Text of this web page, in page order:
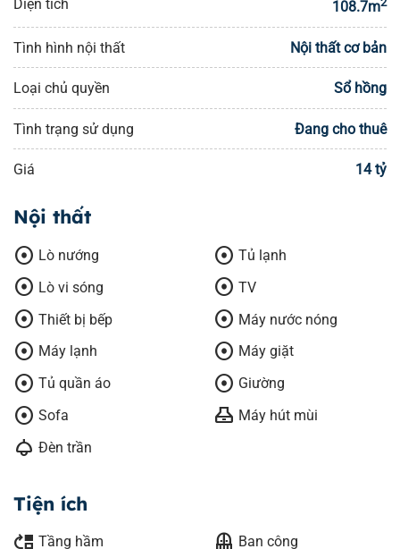
Diện tích 108.7m
Tình hình nội thất Nội thất cơ bản
Loại chủ quyền Sổ hồng
Tình trạng sử dụng Đang cho thuê
Giá 14 tỷ
Nội thất
adjust Lò nướng adjust Tủ lạnh
adjust Lò vi sóng adjust TV
adjust Thiết bị bếp adjust Máy nước nóng
adjust Máy lạnh adjust Máy giặt
adjust Tủ quần áo adjust Giường
adjust Sofa range_hood Máy hút mùi
light Đèn trần
Tiện ích
move_up Tầng hầm balcony Ban công